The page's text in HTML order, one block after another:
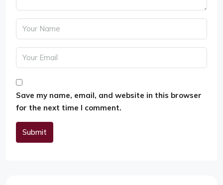
Save my name, email, and website in this browser
for the next time I comment.
Submit